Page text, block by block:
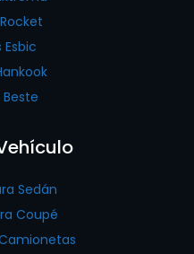
Sedán
Coupé